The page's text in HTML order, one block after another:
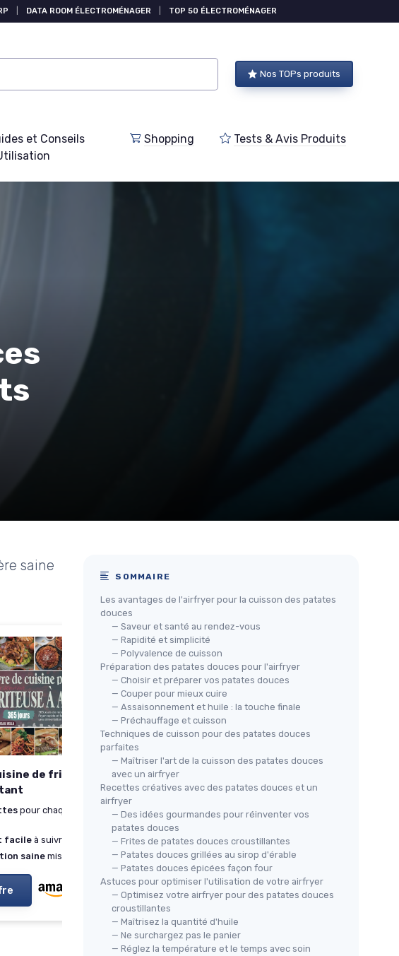
DATA ROOM ÉLECTROMÉNAGER TOP 50 ÉLECTROMÉNAGER
Nos TOPs produits
et Conseils
Shopping Tests & Avis Produits
saine
de friteuse à air
pour chaque jour de
facileà suivre
saine mise en avant
⭐ TRÈS BIEN NOTÉ
MOULINEX
＋ Friteuse sans huile
＋ Capacité 4,2 L
＋ 8 programmes automatiques
Fenêtre amovible
★★★★★
★★★★★ 4,5/5 — 5090 avis
Voir l'offre
SOMMAIRE
Les avantages de l'airfryer pour la cuisson des patates
douces
— Saveur et santé au rendez-vous
— Rapidité et simplicité
— Polyvalence de cuisson
Préparation des patates douces pour l'airfryer
— Choisir et préparer vos patates douces
— Couper pour mieux cuire
— Assaisonnement et huile : la touche finale
— Préchauffage et cuisson
Techniques de cuisson pour des patates douces
parfaites
— Maîtriser l'art de la cuisson des patates douces
avec un airfryer
Recettes créatives avec des patates douces et un
airfryer
— Des idées gourmandes pour réinventer vos
patates douces
— Frites de patates douces croustillantes
— Patates douces grillées au sirop d'érable
— Patates douces épicées façon four
Astuces pour optimiser l'utilisation de votre airfryer
— Optimisez votre airfryer pour des patates douces
croustillantes
— Maîtrisez la quantité d'huile
— Ne surchargez pas le panier
— Réglez la température et le temps avec soin